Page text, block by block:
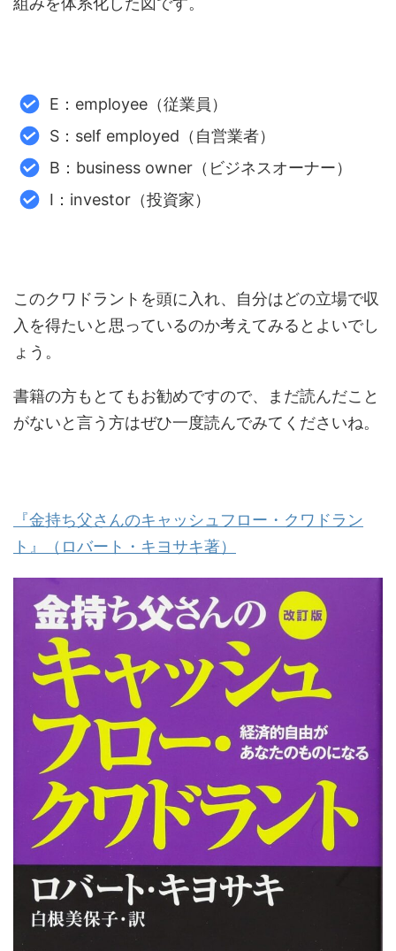
E：employee（従業員）
S：self employed（自営業者）
B：business owner（ビジネスオーナー）
I：investor（投資家）
このクワドラントを頭に入れ、自分はどの立場で収
入を得たいと思っているのか考えてみるとよいでし
ょう。
書籍の方もとてもお勧めですので、まだ読んだこと
がないと言う方はぜひ一度読んでみてくださいね。
『金持ち父さんのキャッシュフロー・クワドラン
ト』（ロバート・キヨサキ著）